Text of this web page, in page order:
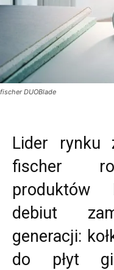
fischer DUOBlade
Lider rynku
fischer
produktów
debiut
generacji:
do płyt